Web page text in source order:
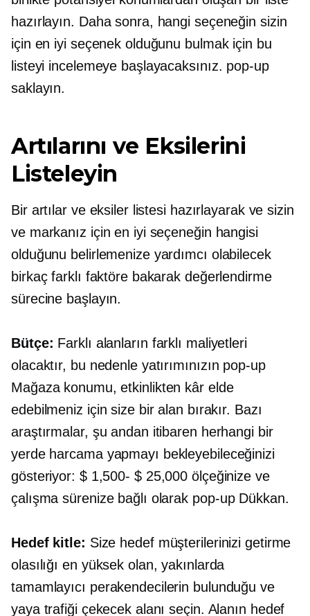
hazırlayın. Daha sonra, hangi seçeneğin sizin
için en iyi seçenek olduğunu bulmak için bu
listeyi incelemeye başlayacaksınız. pop-up
saklayın.
Artılarını ve Eksilerini
Listeleyin
Bir artılar ve eksiler listesi hazırlayarak ve sizin
ve markanız için en iyi seçeneğin hangisi
olduğunu belirlemenize yardımcı olabilecek
birkaç farklı faktöre bakarak değerlendirme
sürecine başlayın.
Bütçe: Farklı alanların farklı maliyetleri
olacaktır, bu nedenle yatırımınızın pop-up
Mağaza konumu, etkinlikten kâr elde
edebilmeniz için size bir alan bırakır. Bazı
araştırmalar, şu andan itibaren herhangi bir
yerde harcama yapmayı bekleyebileceğinizi
gösteriyor: $ 1,500- $ 25,000 ölçeğinize ve
çalışma sürenize bağlı olarak pop-upDükkan.
Hedef kitle: Size hedef müşterilerinizi getirme
olasılığı en yüksek olan, yakınlarda
tamamlayıcı perakendecilerin bulunduğu ve
yaya trafiği çekecek alanı seçin. Alanın hedef